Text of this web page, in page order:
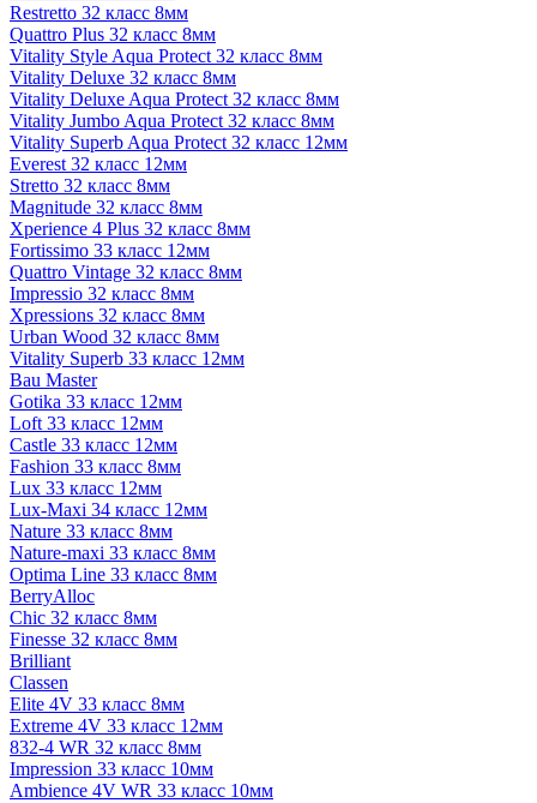
Restretto 32 класс 8мм
Quattro Plus 32 класс 8мм
Vitality Style Aqua Protect 32 класс 8мм
Vitality Deluxe 32 класс 8мм
Vitality Deluxe Aqua Protect 32 класс 8мм
Vitality Jumbo Aqua Protect 32 класс 8мм
Vitality Superb Aqua Protect 32 класс 12мм
Everest 32 класс 12мм
Stretto 32 класс 8мм
Magnitude 32 класс 8мм
Xperience 4 Plus 32 класс 8мм
Fortissimo 33 класс 12мм
Quattro Vintage 32 класс 8мм
Impressio 32 класс 8мм
Xpressions 32 класс 8мм
Urban Wood 32 класс 8мм
Vitality Superb 33 класс 12мм
Bau Master
Gotika 33 класс 12мм
Loft 33 класс 12мм
Castle 33 класс 12мм
Fashion 33 класс 8мм
Lux 33 класс 12мм
Lux-Maxi 34 класс 12мм
Nature 33 класс 8мм
Nature-maxi 33 класс 8мм
Optima Line 33 класс 8мм
BerryAlloc
Chic 32 класс 8мм
Finesse 32 класс 8мм
Brilliant
Classen
Elite 4V 33 класс 8мм
Extreme 4V 33 класс 12мм
832-4 WR 32 класс 8мм
Impression 33 класс 10мм
Ambience 4V WR 33 класс 10мм